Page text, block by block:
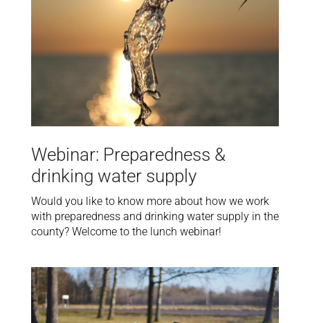
Webinar: Preparedness &
drinking water supply
Would you like to know more about how we work
with preparedness and drinking water supply in the
county? Welcome to the lunch webinar!